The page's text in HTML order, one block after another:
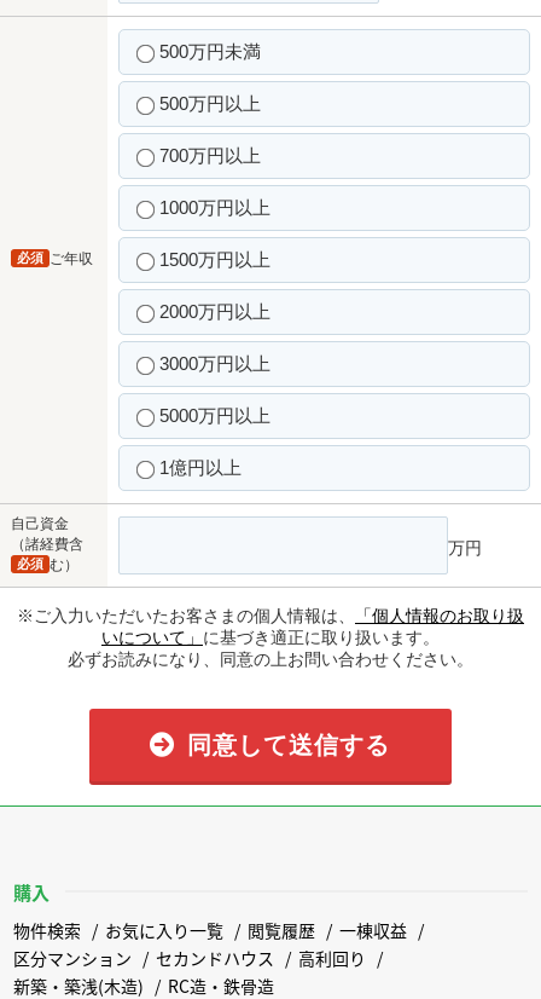
ご年収
必須
500万円未満
500万円以上
700万円以上
1000万円以上
1500万円以上
2000万円以上
3000万円以上
5000万円以上
1億円以上
自己資金
（諸経費含
む）
必須
万円
※ご入力いただいたお客さまの個人情報は、
「個人情報のお取り扱
いについて」 に基づき適正に取り扱います。
必ずお読みになり、同意の上お問い合わせください。
同意して送信する
購入
物件検索 お気に入り一覧 閲覧履歴
一棟収益
区分マンション
セカンドハウス
高利回り
新築・築浅(木造)
RC造・鉄骨造